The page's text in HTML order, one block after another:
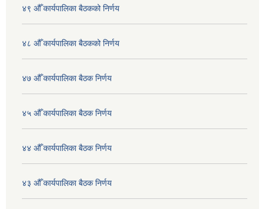
४९ औँ कार्यपालिका बैठकको निर्णय
४८ औँ कार्यपालिका बैठकको निर्णय
४७ औँ कार्यपालिका बैठक निर्णय
४५ औँ कार्यपालिका बैठक निर्णय
४४ औँ कार्यपालिका बैठक निर्णय
४३ औँ कार्यपालिका बैठक निर्णय